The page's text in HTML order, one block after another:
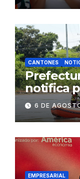
2.500
CANTONES
notifica
exige
Gonzalo
Daule
6 DE
EMPRESARIAL